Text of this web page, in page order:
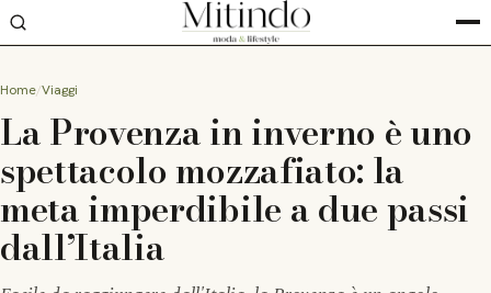
Home Viaggi
La Provenza in inverno è uno
spettacolo mozzafiato: la
meta imperdibile a due passi
dall’Italia